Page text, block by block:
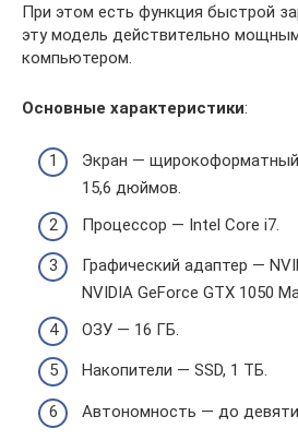
При этом есть функция быстрой
эту модель действительно
компьютером.
Основные характеристики:
Экран — щирокоформатный,
15,6 дюймов.
Процессор — Intel Core i7.
Графический адаптер —
NVIDIA GeForce GTX 1050
ОЗУ — 16 ГБ.
Накопители — SSD, 1 ТБ.
Автономность — до девяти